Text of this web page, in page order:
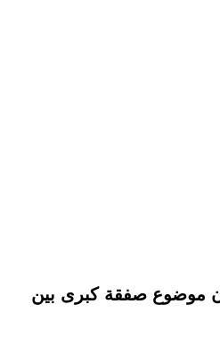
موضوع صفقة كبرى بين